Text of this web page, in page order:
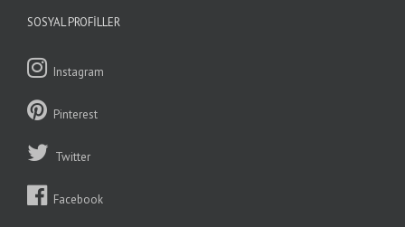
SOSYAL PROFILLER
Instagram
Pinterest
Twitter
Facebook